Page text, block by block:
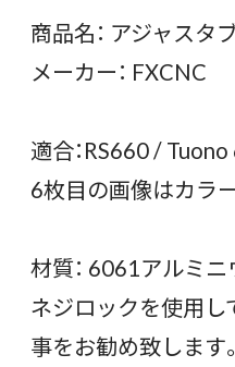
商品名： アジャスタ
メーカー： FXCNC
適合：RS660 /
6枚目の画像はカラ
材質： 6061アルミニ
ネジロックを使用し
事をお勧め致します。